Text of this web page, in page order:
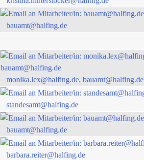
bauamt@halfing.de
monika.lex@halfing.de, bauamt@halfing.de
standesamt@halfing.de
bauamt@halfing.de
barbara.reiter@halfing.de